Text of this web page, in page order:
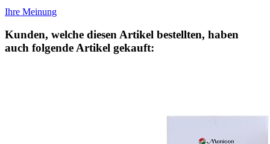
Ihre Meinung
Kunden, welche diesen Artikel bestellten, haben
auch folgende Artikel gekauft: